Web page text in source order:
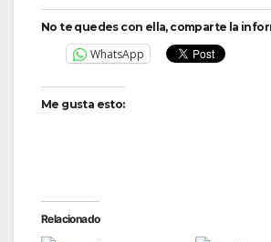
No te quedes con ella, comparte la
WhatsApp
Me gusta esto:
Relacionado